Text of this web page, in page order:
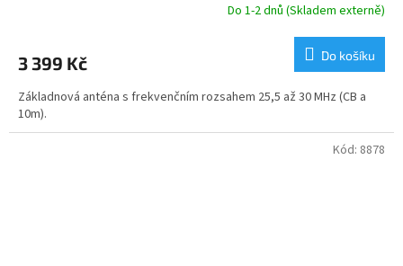
je
z
5
hvězdiček.
Do 1-2 dnů (Skladem externě)
3 399 Kč Do košíku
Základnová anténa s frekvenčním rozsahem 25,5 až 30 MHz (CB a
10m).
Kód: 8878